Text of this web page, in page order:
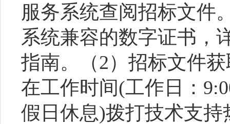
服务系统查阅招标文件
系统兼容的数字证书，
指南。（2）招标文件
在工作时间(工作日：
假日休息)拨打技术支持